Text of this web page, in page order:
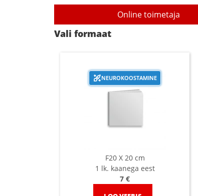
Online toimetaja
Vali formaat
NEUROKOOSTAMINE
F20 X 20 cm
1 lk. kaanega eest
7 €